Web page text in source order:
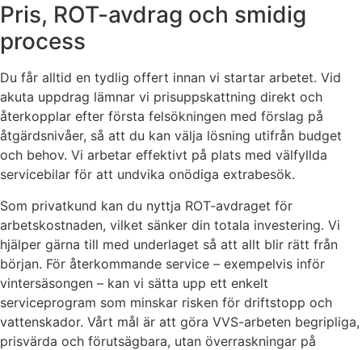
Pris, ROT-avdrag och smidig
process
Du får alltid en tydlig offert innan vi startar arbetet. Vid
akuta uppdrag lämnar vi prisuppskattning direkt och
återkopplar efter första felsökningen med förslag på
åtgärdsnivåer, så att du kan välja lösning utifrån budget
och behov. Vi arbetar effektivt på plats med välfyllda
servicebilar för att undvika onödiga extrabesök.
Som privatkund kan du nyttja ROT-avdraget för
arbetskostnaden, vilket sänker din totala investering. Vi
hjälper gärna till med underlaget så att allt blir rätt från
början. För återkommande service – exempelvis inför
vintersäsongen – kan vi sätta upp ett enkelt
serviceprogram som minskar risken för driftstopp och
vattenskador. Vårt mål är att göra VVS-arbeten begripliga,
prisvärda och förutsägbara, utan överraskningar på